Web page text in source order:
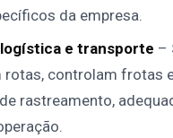
da empresa.
e transporte –
rotas, controlam frotas
rastreamento,